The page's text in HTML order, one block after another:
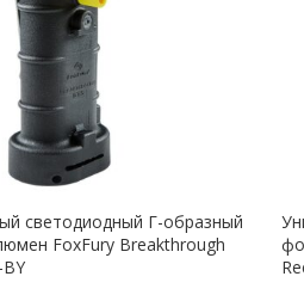
светодиодный Г-образный
FoxFury Breakthrough